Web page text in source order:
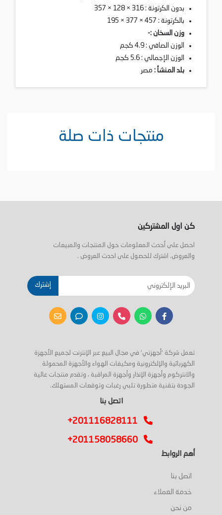
بدون الكرتونة : 316 × 128 × 357
بالكرتونة : 457 × 377 × 195
وزن السخان :-
الوزن الصافي : 4.9 كجم
الوزن الإجمالي : 5.6 كجم
بلد المنشأ : مصر
منتجات ذات صلة
كن اول المشتركين
احصل على أحدث المعلومات حول المنتجات والمبيعات
والعروض. اشترك للحصول على احدث العروض .
إشترك
تعمل شركة 'أجهزتي' في مجال البيع عبر الإنترنت لجميع الأجهزة
الكهربائية والإلكترونية ومكيفات الهواء والأجهزة المحمولة
والانتركوم وأجهزة الإنذار وأجهزة المراقبة ، وتقدم منتجات عالية
الجودة بتقنية متطورة تلبي رغبات وتوقعات المستهلك.
اتصل بنا
+201116828111
+201158058660
أهم الروابط
اتصل بنا
خدمة العملاء
من نحن